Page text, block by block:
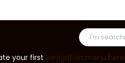
your first navigation menu here